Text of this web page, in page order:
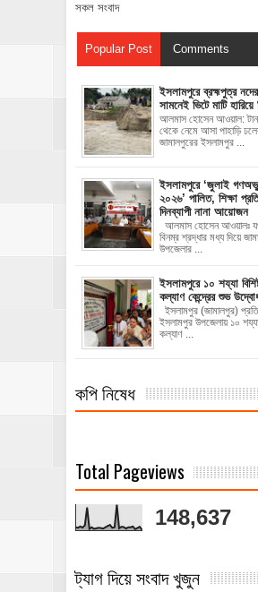
সকল সংবাদ
Popular Post Comments
ইসলামপুরে ব্রহ্মপুত্র
সামনেই ভিটে মাটি হারিয়ে
আলমাস হোসেন আওয়াল: টানা
থেকে নেমে আসা পাহাড়ি
জামালপুরের ইসলামপুর ...
‎ইসলামপুরে ‘জুলাই
২০২৬’ পালিত, শিক্ষা
দিনব্যাপী নানা আয়োজন
‎​আলমাস হোসেন আওয়ালঃ‎
বিনম্র শ্রদ্ধার মধ্য দিয়ে
উপজেলার ...
ইসলামপুরে ১০ শয্যা
কল্যাণ কেন্দ্রের শুভ
ইসলামপুর (জামালপুর)
ইসলামপুর উপজেলায় ১০ শয্যা
কল্যাণ ...
কপি নিষেধ
Total Pageviews
148,637
ট্যাগ দিয়ে সংবাদ খুজুন